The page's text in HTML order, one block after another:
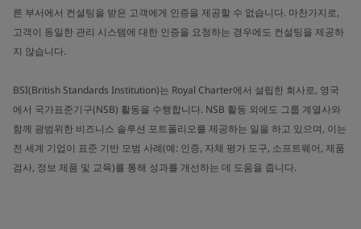
른 부서에서 컨설팅을 받은 고객에게 인증을 제공할 수 없습니다. 마찬가지로,
고객이 동일한 관리 시스템에 대한 인증을 요청하는 경우에도 컨설팅을 제공하
지 않습니다.
BSI(British Standards Institution)는 Royal Charter에서 설립한 회사로, 영국
에서 국가표준기구(NSB) 활동을 수행합니다. NSB 활동 외에도 그룹 계열사와
함께 광범위한 비즈니스 솔루션 포트폴리오를 제공하는 일을 하고 있으며, 이는
전 세계 기업이 표준 기반 모범 사례(예: 인증, 자체 평가 도구, 소프트웨어, 제품
검사, 정보 제품 및 교육)를 통해 성과를 개선하는 데 도움을 줍니다.